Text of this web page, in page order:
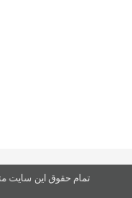
تمام حقوق این سایت